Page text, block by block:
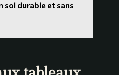
sol durable et sans